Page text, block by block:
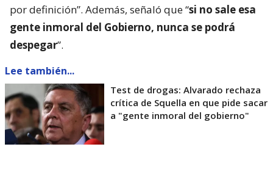
por definición”. Además, señaló que “si no sale esa
gente inmoral del Gobierno, nunca se podrá
despegar”.
Lee también...
Test de drogas: Alvarado rechaza
crítica de Squella en que pide sacar
a "gente inmoral del gobierno"